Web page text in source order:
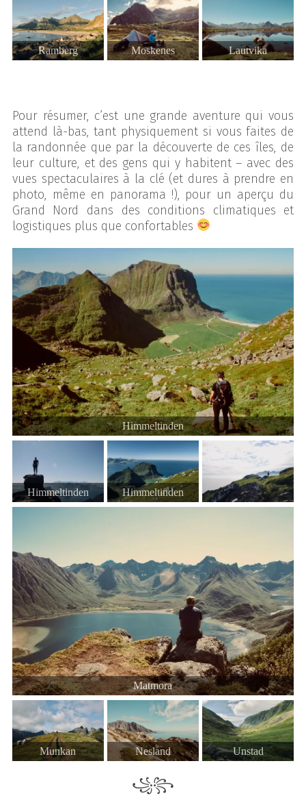
Ramberg Moskenes Lautvika
Pour résumer, c’est une grande aventure qui vous
attend là-bas, tant physiquement si vous faites de
la randonnée que par la découverte de ces îles, de
leur culture, et des gens qui y habitent – avec des
vues spectaculaires à la clé (et dures à prendre en
photo, même en panorama !), pour un aperçu du
Grand Nord dans des conditions climatiques et
logistiques plus que confortables
Himmeltinden
Himmeltinden Himmeltinden
Matmora
Munkan Nesland Unstad
꧁꧂